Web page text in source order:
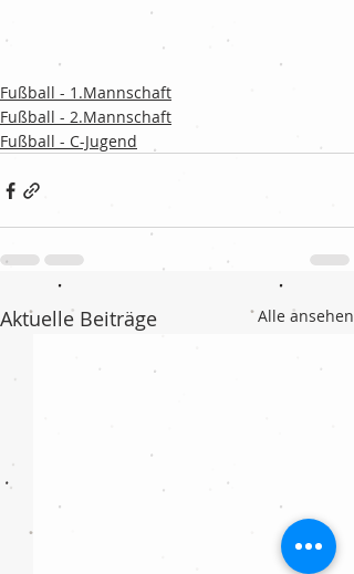
Fußball - 1.Mannschaft
Fußball - 2.Mannschaft
Fußball - C-Jugend
Aktuelle Beiträge Alle ansehen